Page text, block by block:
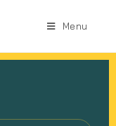
Menu